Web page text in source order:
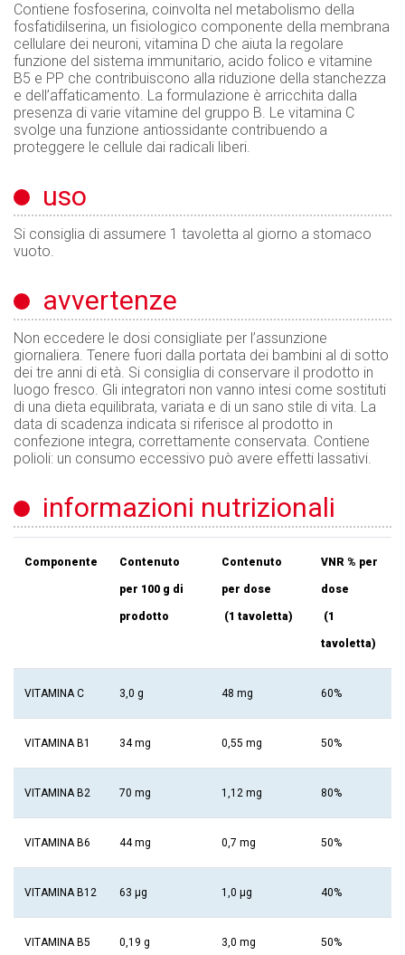
Contiene fosfoserina, coinvolta nel metabolismo della
fosfatidilserina, un fisiologico componente della membrana
cellulare dei neuroni, vitamina D che aiuta la regolare
funzione del sistema immunitario, acido folico e vitamine
B5 e PP che contribuiscono alla riduzione della stanchezza
e dell’affaticamento. La formulazione è arricchita dalla
presenza di varie vitamine del gruppo B. Le vitamina C
svolge una funzione antiossidante contribuendo a
proteggere le cellule dai radicali liberi.
uso
Si consiglia di assumere 1 tavoletta al giorno a stomaco
vuoto.
avvertenze
Non eccedere le dosi consigliate per l’assunzione
giornaliera. Tenere fuori dalla portata dei bambini al di sotto
dei tre anni di età. Si consiglia di conservare il prodotto in
luogo fresco. Gli integratori non vanno intesi come sostituti
di una dieta equilibrata, variata e di un sano stile di vita. La
data di scadenza indicata si riferisce al prodotto in
confezione integra, correttamente conservata. Contiene
polioli: un consumo eccessivo può avere effetti lassativi.
informazioni nutrizionali
Componente Contenuto
per 100 g di
prodotto
Contenuto
per dose
(1 tavoletta)
VNR % per
dose
(1
tavoletta)
VITAMINA C 3,0 g 48 mg 60%
VITAMINA B1 34 mg 0,55 mg 50%
VITAMINA B2 70 mg 1,12 mg 80%
VITAMINA B6 44 mg 0,7 mg 50%
VITAMINA B12 63 μg 1,0 μg 40%
VITAMINA B5 0,19 g 3,0 mg 50%